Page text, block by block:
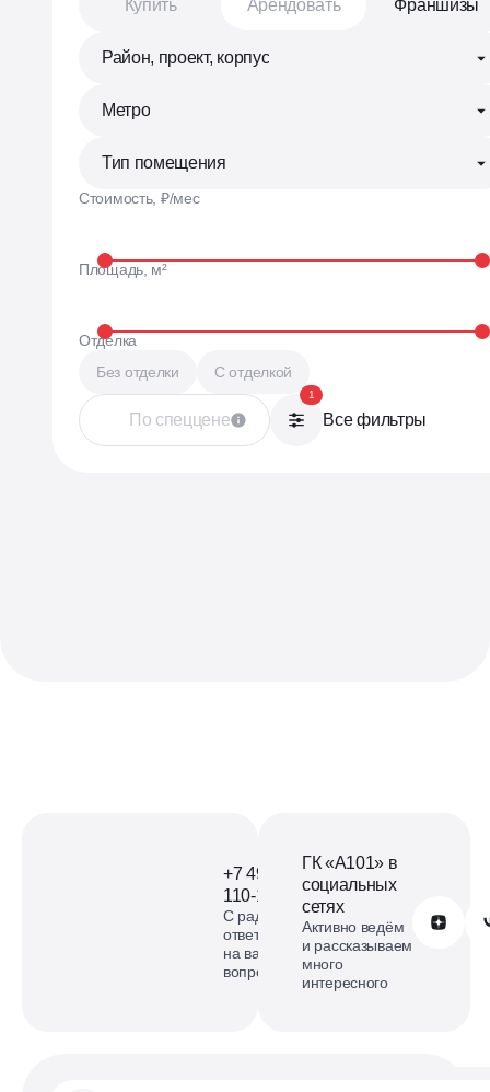
Телеграм •
Купить Арендовать Франшизы
Район, проект, корпус
Метро
Тип помещения
Стоимость, ₽/мес
Площадь, м²
Отделка
Без отделки
С отделкой
По спеццене
1
Все фильтры
+7 499
110-18-73
С радостью
ответим
на ваши
вопросы
Обратиться в А101
ГК «А101» в
социальных
сетях
Активно ведём
и рассказываем
много
интересного